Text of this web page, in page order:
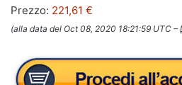
Prezzo: 221,61 €
(alla data del Oct 08, 2020 18:21:59 UTC –